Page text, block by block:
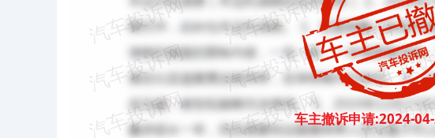
车主撤诉申请:2024-